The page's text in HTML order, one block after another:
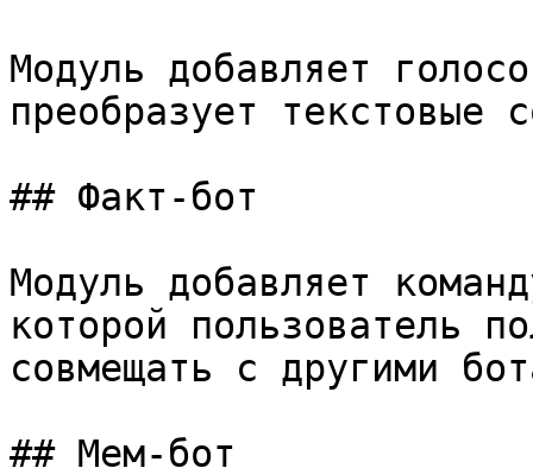
Модуль добавляет
преобразует текстовые
## Факт-бот
Модуль добавляет
которой пользователь
совмещать с другими
## Мем-бот